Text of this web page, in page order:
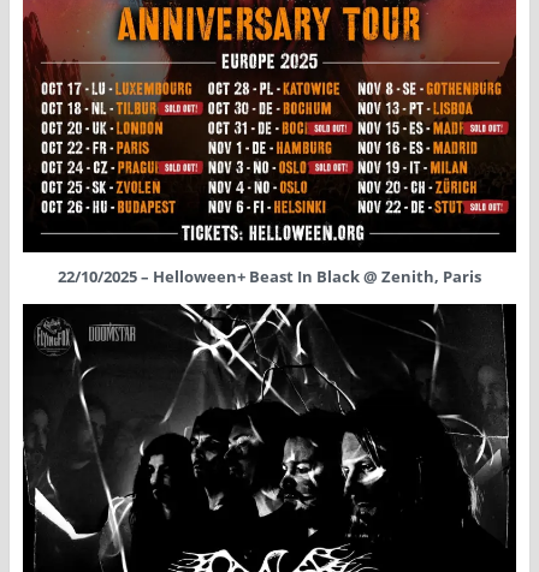
22/10/2025 – Helloween+ Beast In Black @ Zenith, Paris